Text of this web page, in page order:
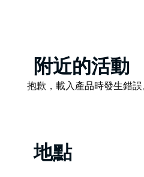
連，讓遊客可以欣賞到澳
Product
List
附近的活動
Product
抱歉，載入產品時發生錯誤
地點